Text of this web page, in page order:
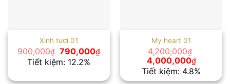
Xinh tươi 01
900,000₫ Giá
gốc
là:
790,000₫Giá
là:
Tiết kiệm: 12.2%
My heart 01
4,200,000₫
Giá
gốc
là:
4,000,000₫Giá
hiện
tại
Tiết kiệm: 4.8%